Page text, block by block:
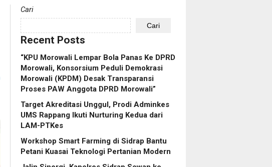
Cari
Cari
Recent Posts
“KPU Morowali Lempar Bola Panas Ke DPRD
Morowali, Konsorsium Peduli Demokrasi
Morowali (KPDM) Desak Transparansi
Proses PAW Anggota DPRD Morowali”
Target Akreditasi Unggul, Prodi Adminkes
UMS Rappang Ikuti Nurturing Kedua dari
LAM-PTKes
Workshop Smart Farming di Sidrap Bantu
Petani Kuasai Teknologi Pertanian Modern